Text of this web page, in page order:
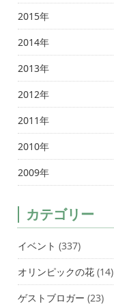
2015年
2014年
2013年
2012年
2011年
2010年
2009年
カテゴリー
イベント (337)
オリンピックの花 (14)
ゲストブロガー (23)